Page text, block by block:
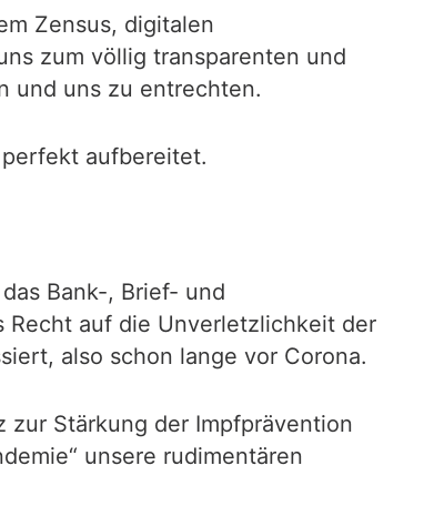
Zensus, digitalen
zum völlig transparenten und
und uns zu entrechten.
aufbereitet.
Bank-, Brief- und
auf die Unverletzlichkeit der
also schon lange vor Corona.
zur Stärkung der Impfprävention
unsere rudimentären